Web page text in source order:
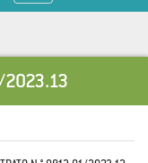
navigation
2023.13